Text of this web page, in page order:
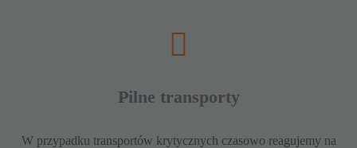
Pilne transporty
W przypadku transportów krytycznych czasowo reagujemy na